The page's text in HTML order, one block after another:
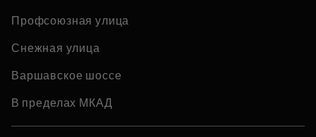
Профсоюзная улица
Снежная улица
Варшавское шоссе
В пределах МКАД